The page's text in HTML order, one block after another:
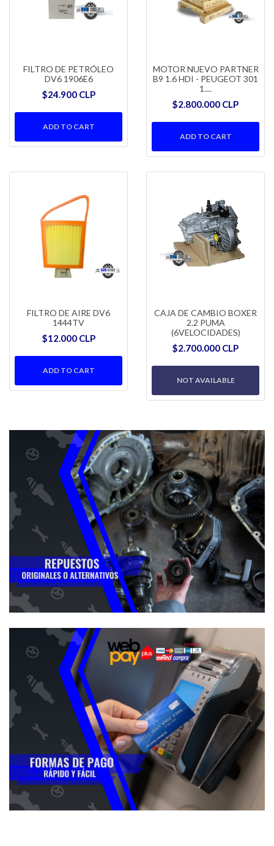
FILTRO DE PETRÓLEO
DV6 1906E6
$24.900 CLP
MOTOR NUEVO PARTNER
B9 1.6 HDI - PEUGEOT 301
1....
$2.800.000 CLP
FILTRO DE AIRE DV6
1444TV
$12.000 CLP
CAJA DE CAMBIO BOXER
2.2 PUMA
(6VELOCIDADES)
$2.700.000 CLP
NOT AVAILABLE